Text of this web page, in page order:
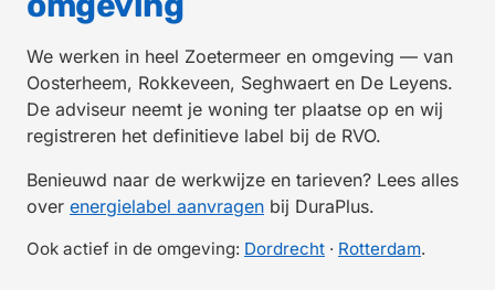
We werken in heel Zoetermeer en omgeving — van
Oosterheem, Rokkeveen, Seghwaert en De Leyens.
De adviseur neemt je woning ter plaatse op en wij
registreren het definitieve label bij de RVO.
Benieuwd naar de werkwijze en tarieven? Lees alles
over energielabel aanvragen bij DuraPlus.
Ook actief in de omgeving: Dordrecht · Rotterdam.